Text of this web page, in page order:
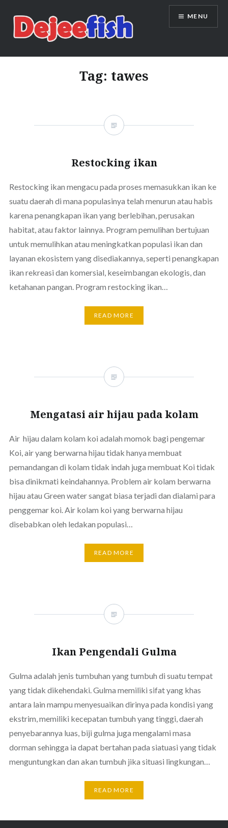
content
DEJEEFISH | PRODUSEN BENIH
IKAN BERKUALITAS INDONESIA
MENU
Tag: tawes
Restocking ikan
Restocking ikan mengacu pada proses memasukkan ikan ke
suatu daerah di mana populasinya telah menurun atau habis
karena penangkapan ikan yang berlebihan, perusakan
habitat, atau faktor lainnya. Program pemulihan bertujuan
untuk memulihkan atau meningkatkan populasi ikan dan
layanan ekosistem yang disediakannya, seperti penangkapan
ikan rekreasi dan komersial, keseimbangan ekologis, dan
ketahanan pangan. Program restocking ikan…
READ MORE
Mengatasi air hijau pada kolam
Air hijau dalam kolam koi adalah momok bagi pengemar
Koi, air yang berwarna hijau tidak hanya membuat
pemandangan di kolam tidak indah juga membuat Koi tidak
bisa dinikmati keindahannya. Problem air kolam berwarna
hijau atau Green water sangat biasa terjadi dan dialami para
penggemar koi. Air kolam koi yang berwarna hijau
disebabkan oleh ledakan populasi…
READ MORE
Ikan Pengendali Gulma
Gulma adalah jenis tumbuhan yang tumbuh di suatu tempat
yang tidak dikehendaki. Gulma memiliki sifat yang khas
antara lain mampu menyesuaikan dirinya pada kondisi yang
ekstrim, memiliki kecepatan tumbuh yang tinggi, daerah
penyebarannya luas, biji gulma juga mengalami masa
dorman sehingga ia dapat bertahan pada siatuasi yang tidak
menguntungkan dan akan tumbuh jika situasi lingkungan…
READ MORE